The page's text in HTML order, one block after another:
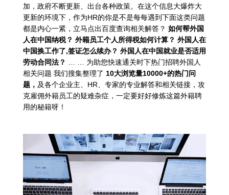
加，政府不断更新、出台各种政策。在这个信息大爆炸大
更新的环境下，作为HR的你是不是每每遇到下面这类问题
都是内心一紧，立马点出百度查询相关解答？ 如何帮外国
人在中国纳税？ 外籍员工个人所得税如何计算？ 外国人在
中国换工作了,签证怎么续办？ 外国人在中国就业是否适用
劳动合同法？ … … 为助您快速通关时下热门招聘外国人
相关问题 我们搜集整理了 10大浏览量10000+的热门问
题， 及各个企业主、HR、专家的专业解答和相关链接，攻
克雇佣外籍员工的疑难杂症，一定要好好修炼这篇外籍聘
用的秘籍呀！